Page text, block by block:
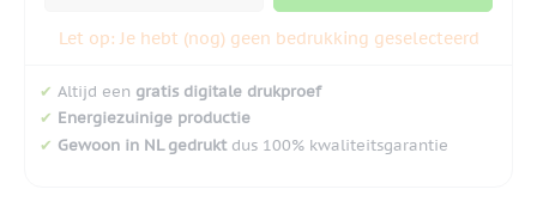
Let op: Je hebt (nog) geen bedrukking geselecteerd
✔ Altijd een gratis digitale drukproef
✔ Energiezuinige productie
✔ Gewoon in NL gedruktdus 100% kwaliteitsgarantie